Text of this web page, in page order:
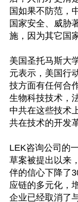
国如果不防范，
国家安全、威胁
施，因为其它国
美国圣托马斯大
元表示，美国行
技方面有任何合
生物科技技术，
中共在这些技术
共在技术的开发
LEK咨询公司的
草案被提出以来
伴的信心下降了
应链的多元化，
企业已经取消了